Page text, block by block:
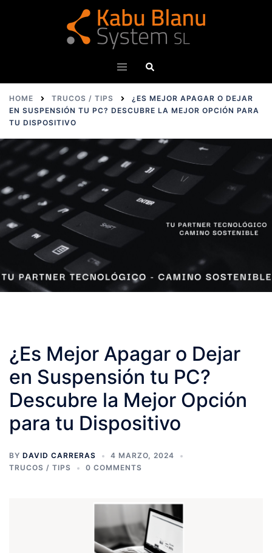
ToggleSearch
HOME TRUCOS / TIPS
¿ES MEJOR APAGAR O DEJAR
EN SUSPENSIÓN TU PC? DESCUBRE LA MEJOR OPCIÓN PARA
TU DISPOSITIVO
¿Es Mejor Apagar o Dejar
en Suspensión tu PC?
Descubre la Mejor Opción
para tu Dispositivo
BY DAVID CARRERAS
4 MARZO, 2024
TRUCOS / TIPS
0 COMMENTS